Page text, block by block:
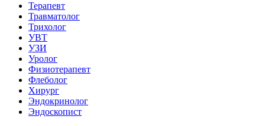
Терапевт
Травматолог
Трихолог
УВТ
УЗИ
Уролог
Физиотерапевт
Флеболог
Хирург
Эндокринолог
Эндоскопист